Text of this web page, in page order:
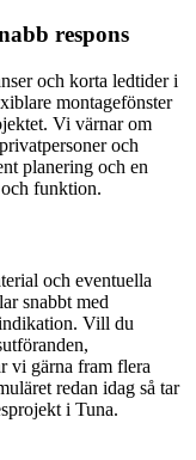
respons
och korta ledtider i
montagefönster
Vi värnar om
och
planering och en
funktion.
och eventuella
snabbt med
Vill du
vi gärna fram flera
redan idag så tar
i Tuna.